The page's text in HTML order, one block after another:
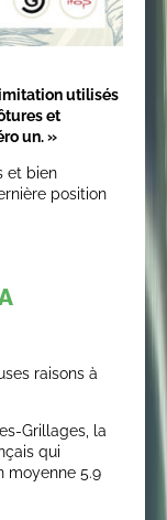
utilisés
et
un. »
et bien
position
raisons à
Grillages, la
qui
moyenne 5.9